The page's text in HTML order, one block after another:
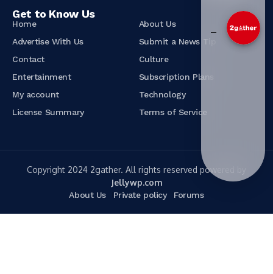
Get to Know Us
Home
About Us
Advertise With Us
Submit a News Tip
Contact
Culture
Entertainment
Subscription Plans
My account
Technology
License Summary
Terms of Service
Copyright 2024 2gather. All rights reserved powered by
Jellywp.com
About Us Private policy Forums
我可以幫您推_